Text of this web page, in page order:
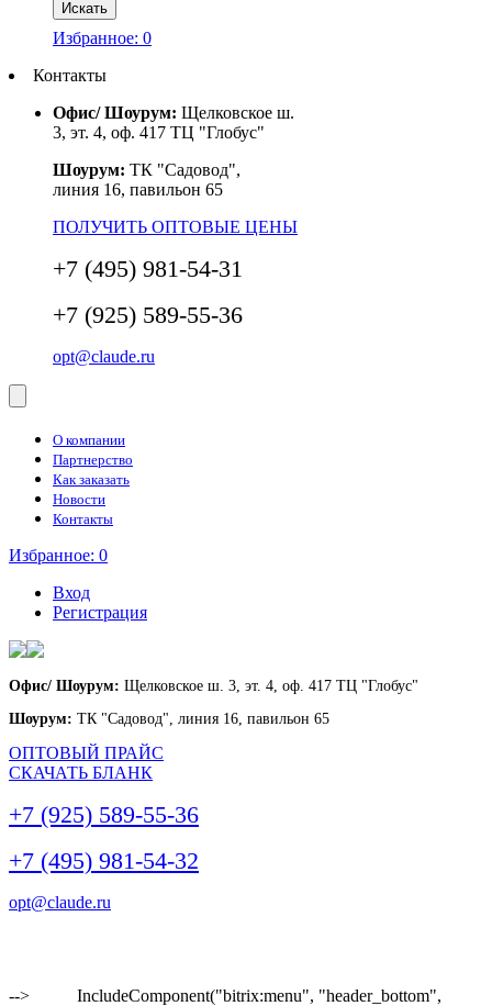
Избранное: 0
Контакты
Офис/ Шоурум: Щелковское ш.
3, эт. 4, оф. 417 ТЦ "Глобус"
Шоурум: ТК "Садовод",
линия 16, павильон 65
ПОЛУЧИТЬ ОПТОВЫЕ ЦЕНЫ
+7 (495) 981-54-31
+7 (925) 589-55-36
opt@claude.ru
О компании
Партнерство
Как заказать
Новости
Контакты
Избранное: 0
Вход
Регистрация
Офис/ Шоурум: Щелковское ш. 3, эт. 4, оф. 417 ТЦ "Глобус"
Шоурум: ТК "Садовод", линия 16, павильон 65
ОПТОВЫЙ ПРАЙС
СКАЧАТЬ БЛАНК
+7 (925) 589-55-36
+7 (495) 981-54-32
opt@claude.ru
-->
IncludeComponent("bitrix:menu", "header_bottom",